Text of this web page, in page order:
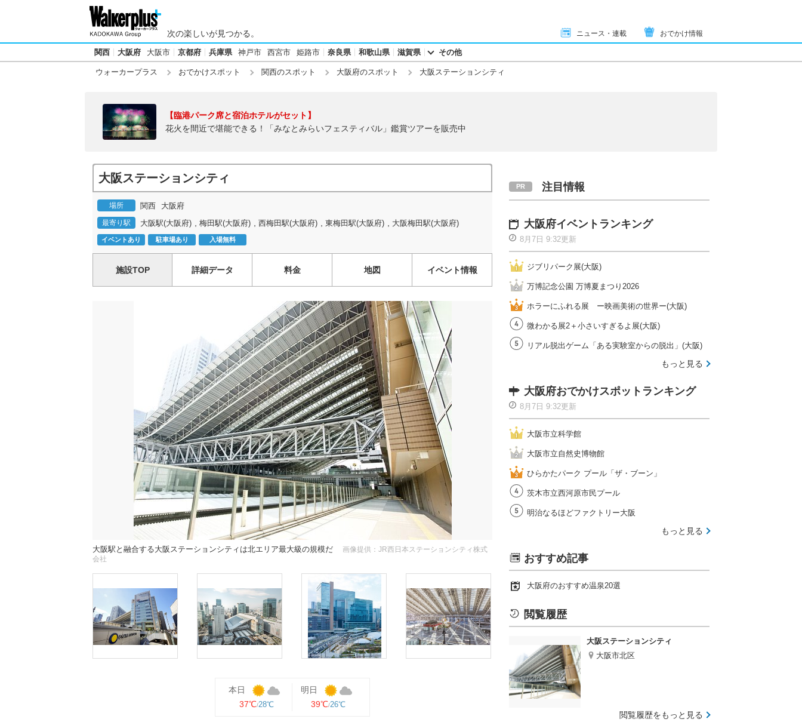
次の楽しいが見つかる。 ニュース・連載 おでかけ情報
関西 大阪府 大阪市 京都府 兵庫県 神戸市 西宮市 姫路市 奈良県 和歌山県 滋賀県 その他
ウォーカープラス おでかけスポット 関西のスポット 大阪府のスポット 大阪ステーションシティ
【臨港パーク席と宿泊ホテルがセット】
花火を間近で堪能できる！「みなとみらいフェスティバル」鑑賞ツアーを販売中
大阪ステーションシティ
場所 関西 大阪府
最寄り駅 大阪駅(大阪府) 梅田駅(大阪府) 西梅田駅(大阪府) 東梅田駅(大阪府) 大阪梅田駅(大阪府)
イベントあり 駐車場あり 入場無料
施設TOP 詳細データ 料金 地図 イベント情報
大阪駅と融合する大阪ステーションシティは北エリア最大級の規模だ
画像提供：JR西日本ステーションシティ株式
会社
本日
37℃ 28℃
明日
39℃ 26℃
注目情報
大阪府イベントランキング
8月7日 9:32更新
ジブリパーク展(大阪)
万博記念公園 万博夏まつり2026
ホラーにふれる展 ー映画美術の世界ー(大阪)
微わかる展2＋小さいすぎるよ展(大阪)
リアル脱出ゲーム「ある実験室からの脱出」(大阪)
もっと見る
大阪府おでかけスポットランキング
8月7日 9:32更新
大阪市立科学館
大阪市立自然史博物館
ひらかたパーク プール「ザ・ブーン」
茨木市立西河原市民プール
明治なるほどファクトリー大阪
もっと見る
おすすめ記事
大阪府のおすすめ温泉20選
閲覧履歴
大阪ステーションシティ
大阪市北区
閲覧履歴をもっと見る